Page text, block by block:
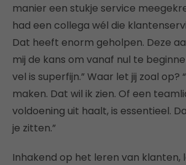
manier een stukje service
had een collega wél die
Dat heeft enorm geholpen. Deze
mij de kans om vanaf nul te
vel is superfijn.” Waar let jij zoal op?
maken. Dat wil ik zien. Of een
voldoening uit haalt, is essentieel.
je zitten.”
Inhakend op het leren van klanten,